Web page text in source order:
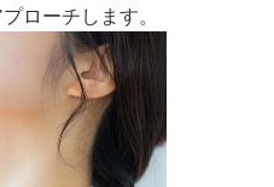
オンライン診療
ローチします。